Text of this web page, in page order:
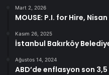
Mart 2, 2026
MOUSE: P.I. for Hire,
Kasım 26, 2025
İstanbul Bakırköy
Ağustos 14, 2024
ABD’de enflasyon son